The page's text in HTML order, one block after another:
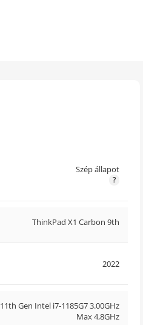
Szép állapot
ThinkPad X1 Carbon 9th
2022
11th Gen Intel i7-1185G7 3.00GHz
Max 4,8GHz